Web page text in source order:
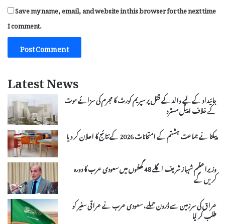
Save my name, email, and website in this browser for the next time
I comment.
Latest News
جائیداد کے لیے والد کے قتل پر سپریم کورٹ کا مجرم کی سزائے موت
کے خلاف اپیل مسترد
پیکٹا نے جماعت ہشتم کے امتحانات 2026 کے نتائج کا اعلان کر دیا
وزیراعظم شہباز شریف اگلے 48 گھنٹوں میں سعودی عرب کا دورہ
کریں گے
عراق کی سرزمین سے ڈرون حملے، سعودی عرب نے عراقی سفیر کو
طلب کر لیا